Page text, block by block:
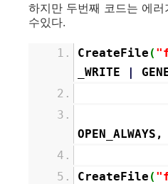
하지만 두번째 코드는 에
수있다.
CreateFile (
_WRITE
|
OPEN_ALWAYS,
CreateFile (